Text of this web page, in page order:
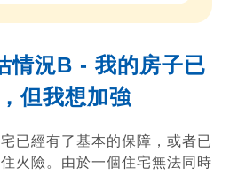
情況B - 我的房子已
但我想加強
已經有了基本的保障，或者已
火險。由於一個住宅無法同時